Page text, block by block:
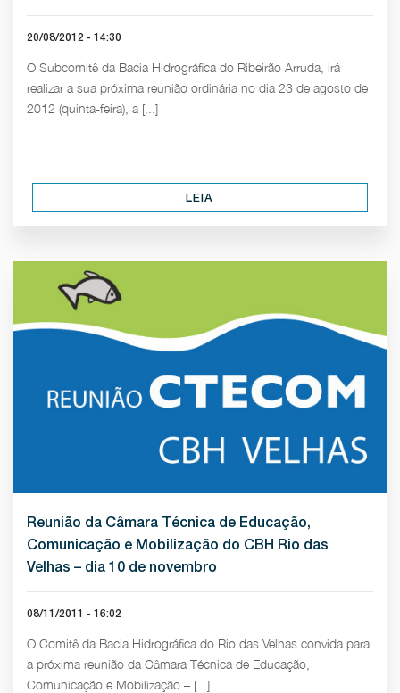
20/08/2012 - 14:30
O Subcomitê da Bacia Hidrográfica do Ribeirão Arruda, irá
realizar a sua próxima reunião ordinária no dia 23 de agosto de
2012 (quinta-feira), a [...]
LEIA
Reunião da Câmara Técnica de Educação,
Comunicação e Mobilização do CBH Rio das
Velhas – dia 10 de novembro
08/11/2011 - 16:02
O Comitê da Bacia Hidrográfica do Rio das Velhas convida para
a próxima reunião da Câmara Técnica de Educação,
Comunicação e Mobilização – [...]